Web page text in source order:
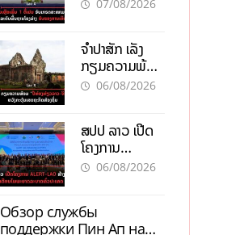
ເຕີບໂຕ
07/08/2026
ຈຳປາສັກ ເລັ່ງ
ກຽມຄວາມພ້ອມ
“ປີທ່ອງທ່ຽວ
ເສດຖະກິດ
ທ້ອງຖິ່ນ
06/08/2026
ສປປ ລາວ ເປີດ
ໂຄງການ
ALERT-LAO
ລະບາດທົ່ວ
06/08/2026
Обзор службы
поддержки Пин Ап на